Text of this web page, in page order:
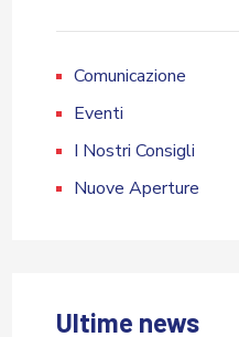
Comunicazione
Eventi
I Nostri Consigli
Nuove Aperture
Ultime news